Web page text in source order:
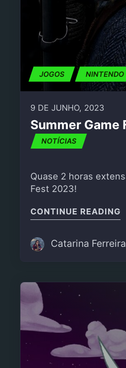
JOGOS NINTENDO
9 DE JUNHO, 2023
Summer Game
NOTÍCIAS
Quase 2 horas
Fest 2023!
CONTINUE READING
Catarina Ferreira